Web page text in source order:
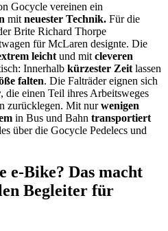
Gocycle vereinen ein
mit neuester Technik. Für die
Brite Richard Thorpe
für McLaren designte. Die
leicht und mit cleveren
Innerhalb kürzester Zeit lassen
falten. Die Falträder eignen sich
, die einen Teil ihres Arbeitsweges
zurücklegen. Mit nurwenigen
in Bus und Bahn transportiert
über die Gocycle Pedelecs und
e-Bike? Das macht
Begleiter für